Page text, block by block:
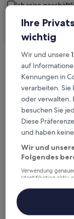
Ich reise
Verdiene
Mehr
6. Aug. - 7.
Ihre
wichtig
Wir und unsere
auf
Kennungen in
verarbeiten. Sie
oder verwalten.
besuchen Sie
Diese
und haben
Wir und
Folgendes
Verwendung
Identifikation aktiv
Inhalte, Messung
Liste der